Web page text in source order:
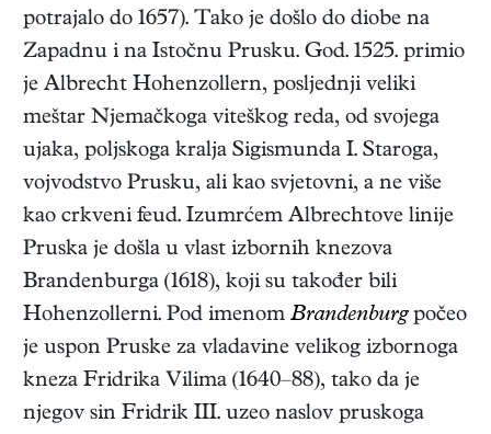
potrajalo do 1657). Tako je došlo do diobe na
Zapadnu i na Istočnu Prusku. God. 1525. primio
je Albrecht Hohenzollern, posljednji veliki
meštar Njemačkoga viteškog reda, od svojega
ujaka, poljskoga kralja Sigismunda I. Staroga,
vojvodstvo Prusku, ali kao svjetovni, a ne više
kao crkveni feud. Izumrćem Albrechtove linije
Pruska je došla u vlast izbornih knezova
Brandenburga (1618), koji su također bili
Hohenzollerni. Pod imenom Brandenburgpočeo
je uspon Pruske za vladavine velikog izbornoga
kneza Fridrika Vilima (1640–88), tako da je
njegov sin Fridrik III. uzeo naslov pruskoga